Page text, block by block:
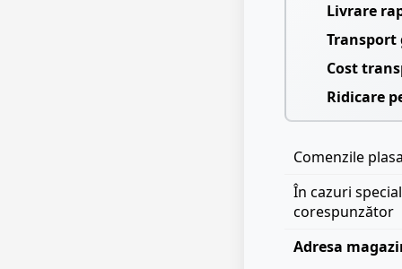
Livrare
Cost
Ridicare
Comenzile
În cazuri
corespunzător
Adresa